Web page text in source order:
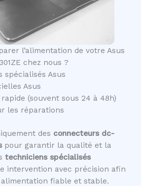
l’alimentation de votre Asus
chez nous ?
spécialisés Asus
Asus
(souvent sous 24 à 48h)
les réparations
des connecteurs dc-
pour garantir la qualité et la
techniciens spécialisés
intervention avec précision afin
fiable et stable.